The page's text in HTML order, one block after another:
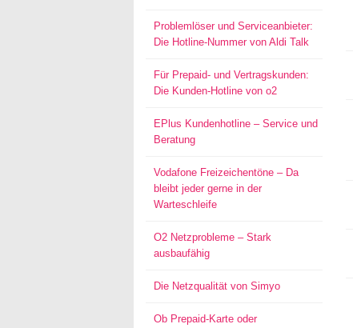
Problemlöser und Serviceanbieter:
Die Hotline-Nummer von Aldi Talk
Für Prepaid- und Vertragskunden:
Die Kunden-Hotline von o2
EPlus Kundenhotline – Service und
Beratung
Vodafone Freizeichentöne – Da
bleibt jeder gerne in der
Warteschleife
O2 Netzprobleme – Stark
ausbaufähig
Die Netzqualität von Simyo
Ob Prepaid-Karte oder